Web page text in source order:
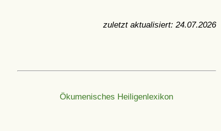
zuletzt aktualisiert: 24.07.2026
Ökumenisches Heiligenlexikon